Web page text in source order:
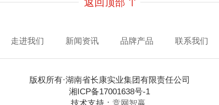
走进我们 新闻资讯 品牌产品 联系我们
版权所有·湖南省长康实业集团有限责任公司
湘ICP备17001638号-1
技术支持： 竞网智赢